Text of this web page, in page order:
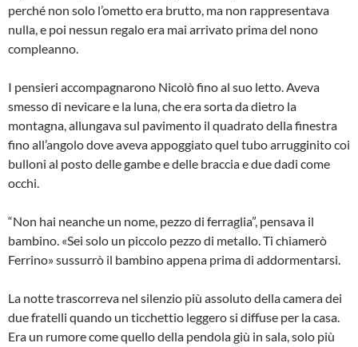
perché non solo l’ometto era brutto, ma non rappresentava
nulla, e poi nessun regalo era mai arrivato prima del nono
compleanno.
I pensieri accompagnarono Nicolò fino al suo letto. Aveva
smesso di nevicare e la luna, che era sorta da dietro la
montagna, allungava sul pavimento il quadrato della finestra
fino all’angolo dove aveva appoggiato quel tubo arrugginito coi
bulloni al posto delle gambe e delle braccia e due dadi come
occhi.
“Non hai neanche un nome, pezzo di ferraglia”, pensava il
bambino. «Sei solo un piccolo pezzo di metallo. Ti chiamerò
Ferrino» sussurrò il bambino appena prima di addormentarsi.
La notte trascorreva nel silenzio più assoluto della camera dei
due fratelli quando un ticchettio leggero si diffuse per la casa.
Era un rumore come quello della pendola giù in sala, solo più